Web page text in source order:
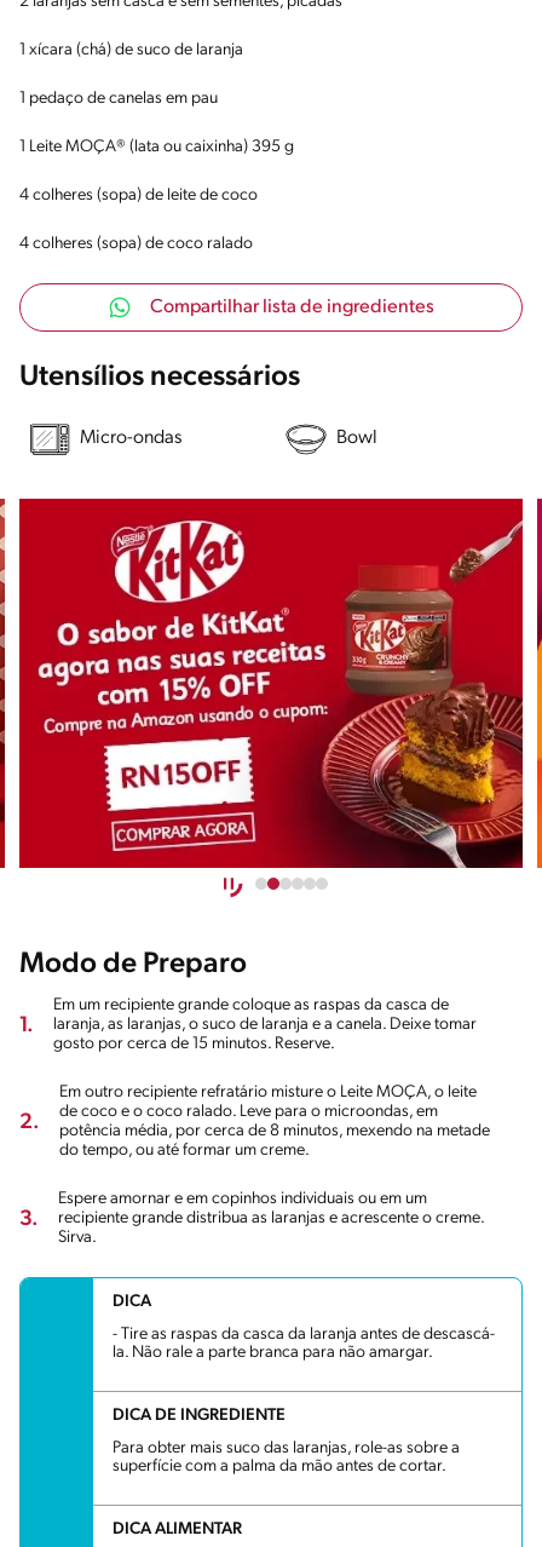
1 xícara (chá) de suco de laranja
1 pedaço de canelas em pau
1 Leite MOÇA® (lata ou caixinha) 395 g
4 colheres (sopa) de leite de coco
4 colheres (sopa) de coco ralado
Compartilhar lista de ingredientes
Utensílios necessários
Micro-ondas Bowl
Modo de Preparo
1.
Em um recipiente grande coloque as raspas da casca de
laranja, as laranjas, o suco de laranja e a canela. Deixe tomar
gosto por cerca de 15 minutos. Reserve.
2.
Em outro recipiente refratário misture o Leite MOÇA, o leite
de coco e o coco ralado. Leve para o microondas, em
potência média, por cerca de 8 minutos, mexendo na metade
do tempo, ou até formar um creme.
3.
Espere amornar e em copinhos individuais ou em um
recipiente grande distribua as laranjas e acrescente o creme.
Sirva.
DICA
- Tire as raspas da casca da laranja antes de descascá-
la. Não rale a parte branca para não amargar.
DICA DE INGREDIENTE
Para obter mais suco das laranjas, role-as sobre a
superfície com a palma da mão antes de cortar.
DICA ALIMENTAR